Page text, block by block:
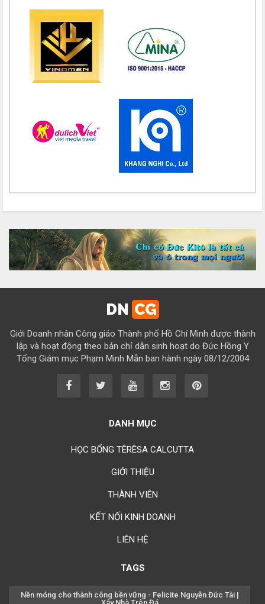
Chúc mừng bổn mạng Chị Maria Vũ Thị Hà 15/08
Chúc mừng bổn mạng Chị Maria Nguyễn Thị Thành 15/08
Chúc mừng bổn mạng Chị Maria Lai Thị Lan Anh 15/08
Chúc mừng bổn mạng Chị Maria Nguyễn Thị Thuận 15/08
Chúc mừng bổn mạng Chị Maria Đỗ Thị Nguyệt 15/08
Chúc mừng bổn mạng Chị Maria Trần Thị Công Anh 15/08
Chúc mừng bổn mạng Chị Maria Đỗ Thị Tâm 15/08
Chúc mừng bổn mạng Chị Maria Lương Thị Hồng 15/08
Chúc mừng bổn mạng Chị Maria Ngô Thị Yến 15/08
Chúc mừng bổn mạng Chị Maria Vũ Thị Cộng Hòa 15/08
Chúc mừng bổn mạng Chị Maria Nguyễn Tuấn Đông Quân 15/08
Chúc mừng bổn mạng Chị Maria Lâm Thanh Trúc 15/08
Chúc mừng bổn mạng Chị Maria Từ Ngọc Phụng 15/08
Chúc mừng bổn mạng Chị Rosa Nguyễn Mến Quý 23/08
DN CG
Giới Doanh nhân Công giáo Thành phố Hồ Chí Minh được thành
lập và hoạt động theo bản chỉ dẫn sinh hoạt do Đức Hồng Y
Tổng Giám mục Phạm Minh Mẫn ban hành ngày 08/12/2004
DANH MỤC
HỌC BỔNG TÊRÊSA CALCUTTA
GIỚI THIỆU
THÀNH VIÊN
KẾT NỐI KINH DOANH
LIÊN HỆ
TAGS
Nền móng cho thành công bền vững - Felicite Nguyễn Đức Tài |